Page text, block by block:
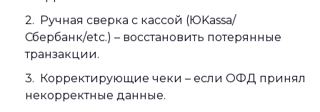
Ручная сверка с кассой (ЮKassa/
Сбербанк/etc.) – восстановить потерянные
транзакции.
Корректирующие чеки – если ОФД принял
некорректные данные.